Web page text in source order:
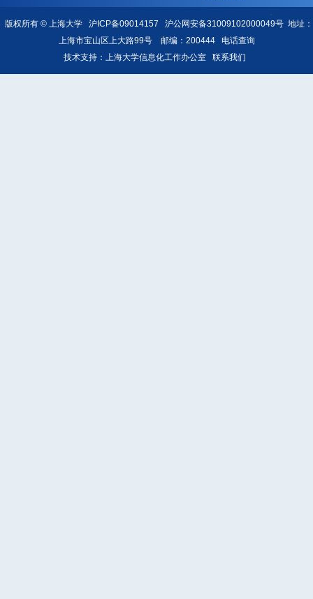
版权所有 ©上海大学 沪ICP备09014157 沪公网安备31009102000049号地址：
上海市宝山区上大路99号 邮编：200444 电话查询
技术支持： 上海大学信息化工作办公室 联系我们